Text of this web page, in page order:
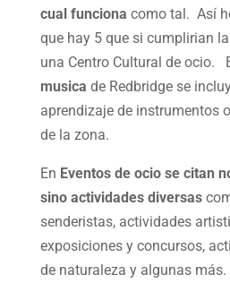
cual funciona como tal. Así
que hay 5 que si cumplirian
una Centro Cultural de ocio.
musica de Redbridge se
aprendizaje de instrumentos
de la zona.
En Eventos de ocio se citan
sino actividades diversas
senderistas, actividades
exposiciones y concursos,
de naturaleza y algunas más.